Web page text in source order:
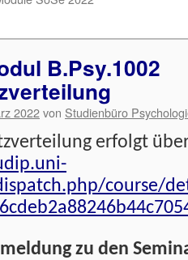
B.Psy.1002
2022von Studienbüro
erfolgt
course/
zu den